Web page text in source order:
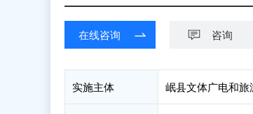
在线咨询 咨询
实施主体 岷县文体广电和旅